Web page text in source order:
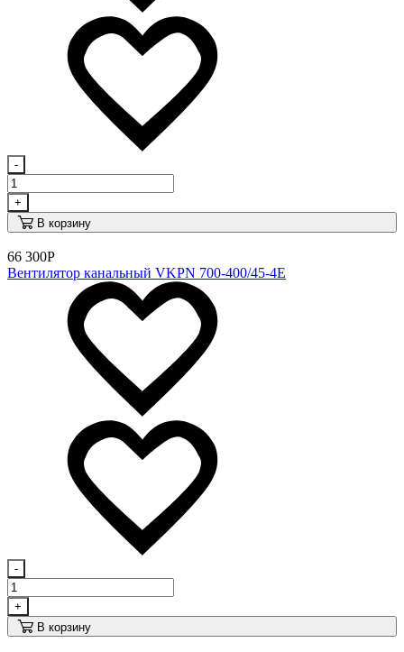
-
+
В корзину
66 300Р
Вентилятор канальный VKPN 700-400/45-4E
-
+
В корзину